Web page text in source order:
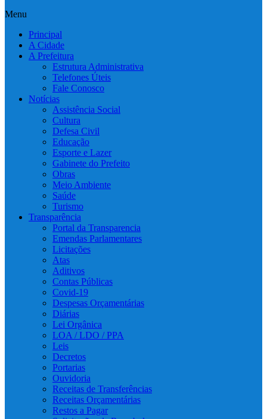
Menu
Principal
A Cidade
A Prefeitura
Estrutura Administrativa
Telefones Úteis
Fale Conosco
Notícias
Assistência Social
Cultura
Defesa Civil
Educação
Esporte e Lazer
Gabinete do Prefeito
Obras
Meio Ambiente
Saúde
Turismo
Transparência
Portal da Transparencia
Emendas Parlamentares
Licitações
Atas
Aditivos
Contas Públicas
Covid-19
Despesas Orçamentárias
Diárias
Lei Orgânica
LOA / LDO / PPA
Leis
Decretos
Portarias
Ouvidoria
Receitas de Transferências
Receitas Orçamentárias
Restos a Pagar